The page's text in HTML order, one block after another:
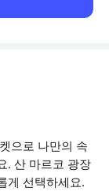
으로 나만의 속
. 산 마르코 광장
게 선택하세요.